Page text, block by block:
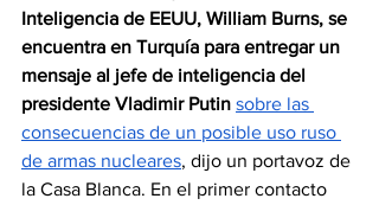
Inteligencia de EEUU, William Burns, se
encuentra en Turquía para entregar un
mensaje al jefe de inteligencia del
presidente Vladimir Putin sobre las
consecuencias de un posible uso ruso
de armas nucleares, dijo un portavoz de
la Casa Blanca. En el primer contacto